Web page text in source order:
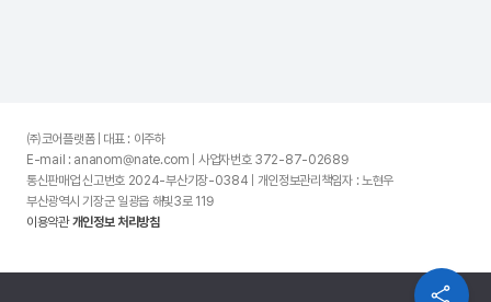
㈜코어플랫폼 | 대표 : 이주하
E-mail : ananom@nate.com | 사업자번호 372-87-02689
통신판매업 신고번호 2024-부산기장-0384 | 개인정보관리책임자 : 노현우
부산광역시 기장군 일광읍 해빛3로 119
이용약관 개인정보 처리방침